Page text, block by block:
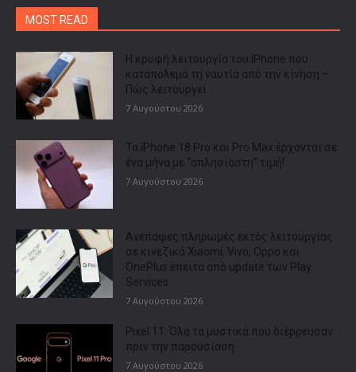
MOST READ
Η κρυφή λειτουργία του iPhone που
καταπολεμά τη ναυτία από την κίνηση –
Πώς λειτουργεί
7 Αυγούστου 2026
Τα iPhone 18 Pro και Pro Max έρχονται σε
ένα μήνα με “απλησίαστη” τιμή!
7 Αυγούστου 2026
Ανέπαφες πληρωμές εκτός λειτουργίας
σε κινεζικά Xiaomi, Vivo, Oppo και
OnePlus έπειτα από update των Play
Services
7 Αυγούστου 2026
Pixel 11: Όλα τα μυστικά που διέρρευσαν
πριν την παρουσίαση
7 Αυγούστου 2026